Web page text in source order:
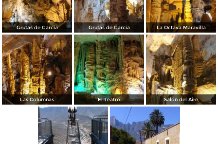
Grutas de García Grutas de García La Octava Maravilla
Las Columnas El Teatro Salón del Aire